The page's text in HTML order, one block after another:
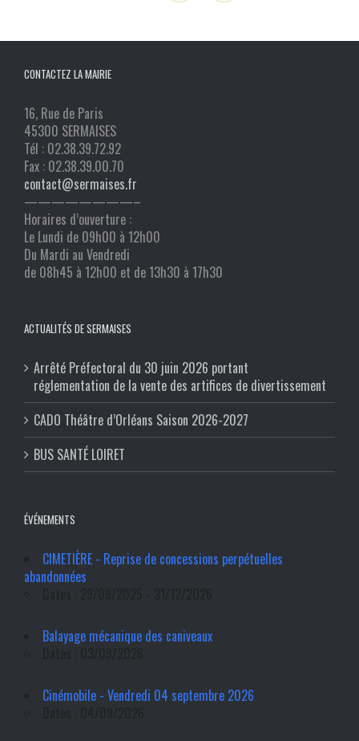
CONTACTEZ LA MAIRIE
16, Rue de Paris
45300 SERMAISES
Tél : 02.38.39.72.92
Fax : 02.38.39.00.70
contact@sermaises.fr
————————–
Horaires d’ouverture :
Le Lundi de 09h00 à 12h00
Du Mardi au Vendredi
de 08h45 à 12h00 et de 13h30 à 17h30
ACTUALITÉS DE SERMAISES
Arrêté Préfectoral du 30 juin 2026 portant
réglementation de la vente des artifices de divertissement
CADO Théâtre d’Orléans Saison 2026-2027
BUS SANTÉ LOIRET
ÉVÉNEMENTS
CIMETIÈRE - Reprise de concessions perpétuelles
abandonnées
Balayage mécanique des caniveaux
Cinémobile - Vendredi 04 septembre 2026